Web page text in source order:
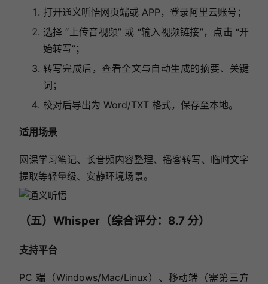
打开通义听悟网页端或 APP，登录阿里云账号；
选择 “上传音视频” 或 “输入视频链接”，点击 “开
始转写”；
转写完成后，查看全文与自动生成的摘要、关键
词；
校对后导出为 Word/TXT 格式，保存至本地。
适用场景
网课学习笔记、长音频内容整理、播客转写、临时文字
提取等轻量级、安静环境场景。
（五）Whisper（综合评分：8.7 分）
支持平台
PC 端（Windows/Mac/Linux）、移动端（需第三方